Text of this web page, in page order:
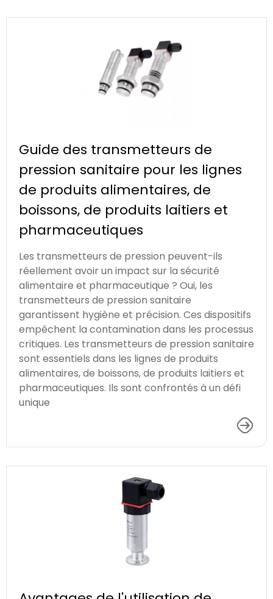
Guide des transmetteurs de
pression sanitaire pour les lignes
de produits alimentaires, de
boissons, de produits laitiers et
pharmaceutiques
Les transmetteurs de pression peuvent-ils
réellement avoir un impact sur la sécurité
alimentaire et pharmaceutique ? Oui, les
transmetteurs de pression sanitaire
garantissent hygiène et précision. Ces dispositifs
empêchent la contamination dans les processus
critiques. Les transmetteurs de pression sanitaire
sont essentiels dans les lignes de produits
alimentaires, de boissons, de produits laitiers et
pharmaceutiques. Ils sont confrontés à un défi
unique